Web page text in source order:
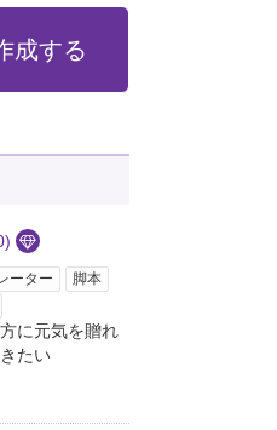
成する
ーター
脚本
に元気を贈れ
たい